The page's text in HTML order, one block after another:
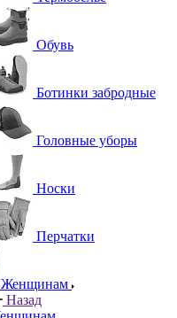
Обувь
Ботинки забродные
Головные уборы
Носки
Перчатки
Женщинам
Назад